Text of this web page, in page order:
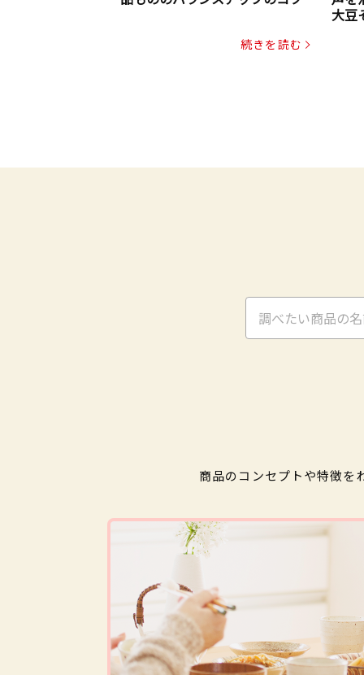
続きを読む
大豆
商品のコンセプトや特徴を